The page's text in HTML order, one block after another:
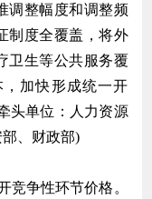
调整幅度和调整频
制度全覆盖，将外
卫生等公共服务覆
加快形成统一开
头单位：人力资源
、财政部)
竞争性环节价格。